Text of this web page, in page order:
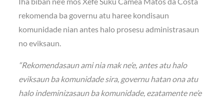
rekomenda ba governu atu haree kondisaun
komunidade nian antes halo prosesu administrasaun
no eviksaun.
“Rekomendasaun ami nia mak ne’e, antes atu halo
eviksaun ba komunidade sira, governu hatan ona atu
halo indeminizasaun ba komunidade, ezatamente ne’e